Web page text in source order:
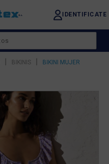
IDENTIFICATE
| BIKINIS |
BIKINI MUJER